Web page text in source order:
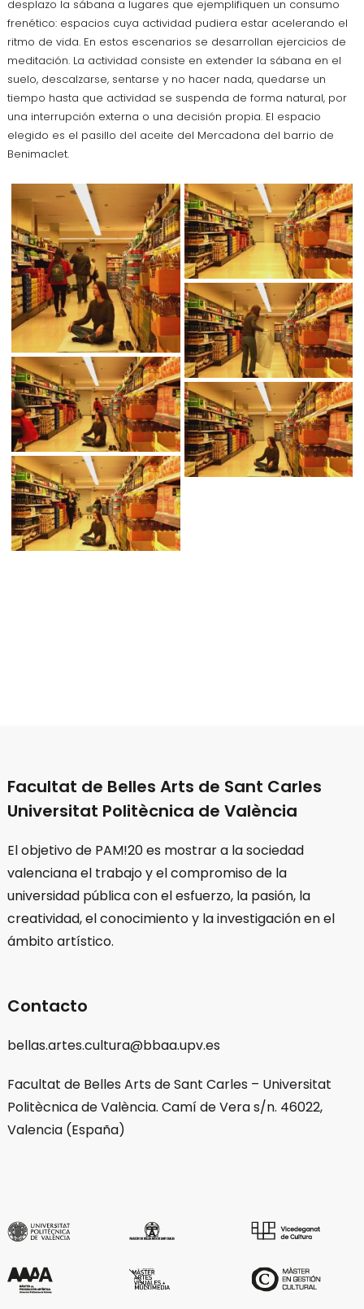
desplazo la sábana a lugares que ejemplifiquen un consumo
frenético: espacios cuya actividad pudiera estar acelerando el
ritmo de vida. En estos escenarios se desarrollan ejercicios de
meditación. La actividad consiste en extender la sábana en el
suelo, descalzarse, sentarse y no hacer nada, quedarse un
tiempo hasta que actividad se suspenda de forma natural, por
una interrupción externa o una decisión propia. El espacio
elegido es el pasillo del aceite del Mercadona del barrio de
Benimaclet.
Facultat de Belles Arts de Sant Carles
Universitat Politècnica de València
El objetivo de PAM!20 es mostrar a la sociedad
valenciana el trabajo y el compromiso de la
universidad pública con el esfuerzo, la pasión, la
creatividad, el conocimiento y la investigación en el
ámbito artístico.
Contacto
bellas.artes.cultura@bbaa.upv.es
Facultat de Belles Arts de Sant Carles – Universitat
Politècnica de València. Camí de Vera s/n. 46022,
Valencia (España)